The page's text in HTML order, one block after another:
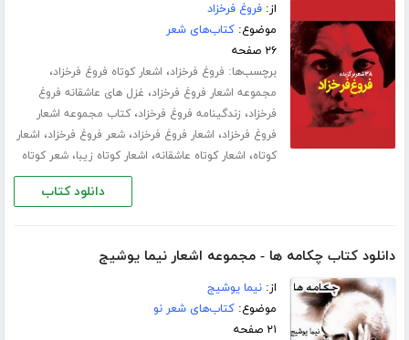
از:فروغ فرخزاد
موضوع:کتاب‌های شعر
۲۶ صفحه
برچسب‌ها: فروغ فرخزاد، اشعار کوتاه فروغ فرخزاد،
مجموعه اشعار فروغ فرخزاد، غزل های عاشقانه فروغ
فرخزاد، زندگینامه فروغ فرخزاد،کتاب مجموعه اشعار
فروغ فرخزاد، اشعار فروغ فرخزاد،شعر فروغ فرخزاد، اشعار
کوتاه، اشعار کوتاه عاشقانه، اشعار کوتاه زیبا،شعر کوتاه
دانلود کتاب
دانلود کتاب چکامه ها - مجموعه اشعار نیما یوشیج
از:نیما یوشیج
موضوع:کتاب‌های شعر نو
۲۱ صفحه